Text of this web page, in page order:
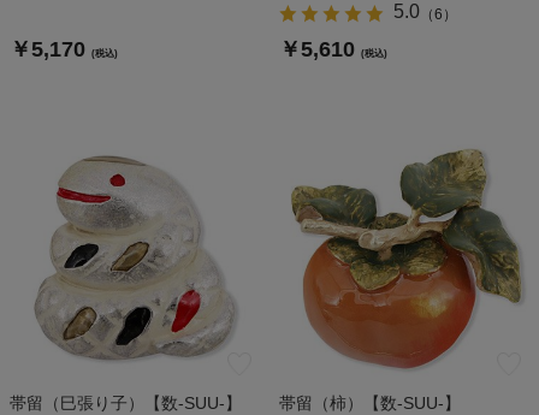
￥5,170 (税込)
5.0（6 ）
￥5,610 (税込)
帯留（巳張り子）【数-SUU-】 帯留（柿）【数-SUU-】